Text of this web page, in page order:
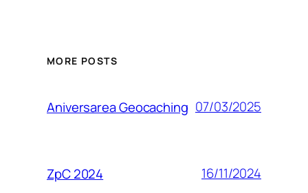
MORE POSTS
Aniversarea Geocaching 07/03/2025
ZpC 2024 16/11/2024